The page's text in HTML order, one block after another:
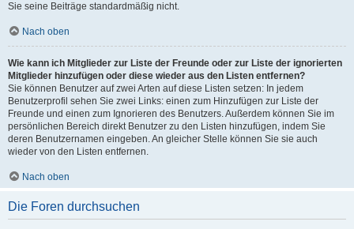
Sie seine Beiträge standardmäßig nicht.
Nach oben
Wie kann ich Mitglieder zur Liste der Freunde oder zur Liste der ignorierten
Mitglieder hinzufügen oder diese wieder aus den Listen entfernen?
Sie können Benutzer auf zwei Arten auf diese Listen setzen: In jedem
Benutzerprofil sehen Sie zwei Links: einen zum Hinzufügen zur Liste der
Freunde und einen zum Ignorieren des Benutzers. Außerdem können Sie im
persönlichen Bereich direkt Benutzer zu den Listen hinzufügen, indem Sie
deren Benutzernamen eingeben. An gleicher Stelle können Sie sie auch
wieder von den Listen entfernen.
Nach oben
Die Foren durchsuchen